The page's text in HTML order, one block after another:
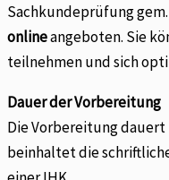
Sachkundeprüfung gem.
onlineangeboten. Sie
teilnehmen und sich
Dauer der Vorbereitung
Die Vorbereitung
beinhaltet die